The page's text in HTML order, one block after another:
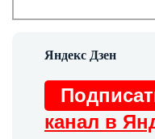
канал в